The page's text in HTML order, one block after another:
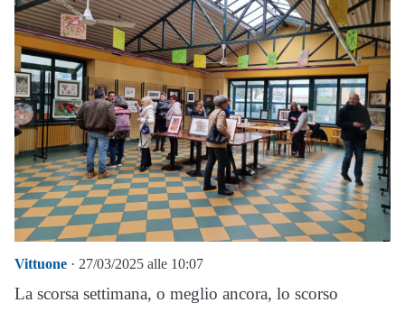
Vittuone · 27/03/2025 alle 10:07
La scorsa settimana, o meglio ancora, lo scorso